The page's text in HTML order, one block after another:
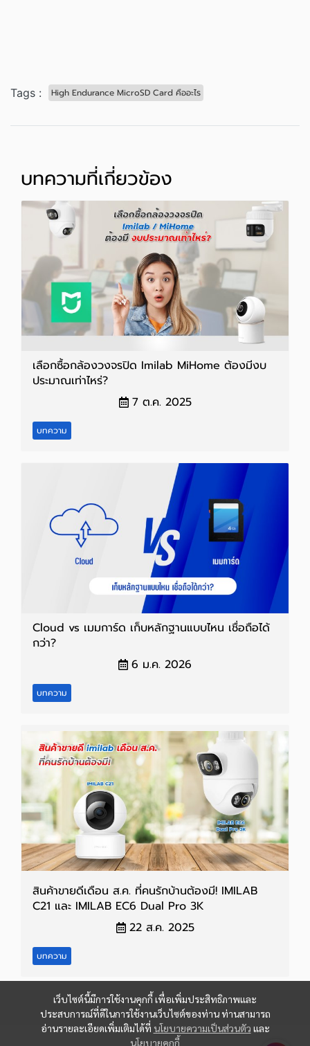
Tags : High Endurance MicroSD Card คืออะไร
บทความที่เกี่ยวข้อง
เลือกซื้อกล้องวงจรปิด Imilab MiHome ต้องมีงบ
ประมาณเท่าไหร่?
7 ต.ค. 2025
บทความ
Cloud vs เมมการ์ด เก็บหลักฐานแบบไหน เชื่อถือได้
กว่า?
6 ม.ค. 2026
บทความ
สินค้าขายดีเดือน ส.ค. ที่คนรักบ้านต้องมี! IMILAB
C21 และ IMILAB EC6 Dual Pro 3K
22 ส.ค. 2025
บทความ
เว็บไซต์นี้มีการใช้งานคุกกี้ เพื่อเพิ่มประสิทธิภาพและ
ประสบการณ์ที่ดีในการใช้งานเว็บไซต์ของท่าน ท่านสามารถ
อ่านรายละเอียดเพิ่มเติมได้ที่ นโยบายความเป็นส่วนตัว และ
นโยบายคุกกี้